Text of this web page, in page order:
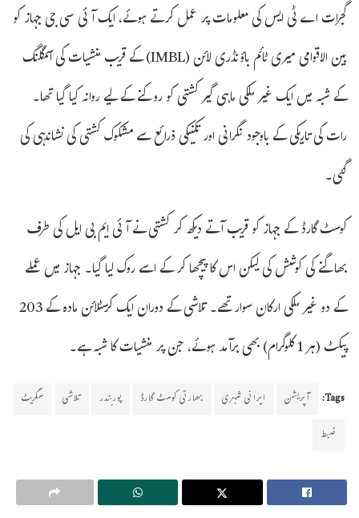
گجرات اے ٹی ایس کی معلومات پر عمل کرتے ہوئے، ایک آئی سی جی جہاز کو
بین الاقوامی میری ٹائم باؤنڈری لائن (IMBL) کے قریب منشیات کی اسمگلنگ
کے شبہ میں ایک غیر ملکی ماہی گیر کشتی کو روکنے کے لیے روانہ کیا گیا تھا۔
رات کی تاریکی کے باوجود نگرانی اور تکنیکی ذرائع سے مشکوک کشتی کی نشاندہی کی
گئی۔
کوسٹ گارڈ کے جہاز کو قریب آتے دیکھ کر کشتی نے آئی ایم بی ایل کی طرف
بھاگنے کی کوشش کی لیکن اس کا پیچھا کر کے اسے روک لیا گیا۔ جہاز میں عملے
کے دو غیر ملکی ارکان سوار تھے۔ تلاشی کے دوران ایک کرسٹلائن مادہ کے 203
پیکٹ (ہر 1 کلوگرام) بھی برآمد ہوئے، جن پر منشیات کا شبہ ہے۔
Tags: آپریشن ایرانی شہری بھارتی کوسٹ گارڈ پوربندر تلاشی
سگریٹ
ضبط